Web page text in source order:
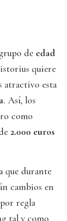
de edad
quiere
atractivo esta
. Así, los
como
2.000 euros
que durante
cambios en
regla